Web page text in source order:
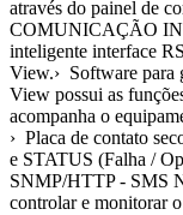
através do painel de
COMUNICAÇÃO
inteligente interface
View.› Software para
View possui as
acompanha o
› Placa de contato
e STATUS (Falha /
SNMP/HTTP - SMS
controlar e monitorar